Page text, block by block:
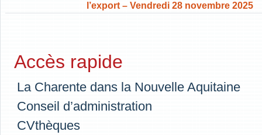
l’export – Vendredi 28 novembre 2025
Accès rapide
La Charente dans la Nouvelle Aquitaine
Conseil d’administration
CVthèques